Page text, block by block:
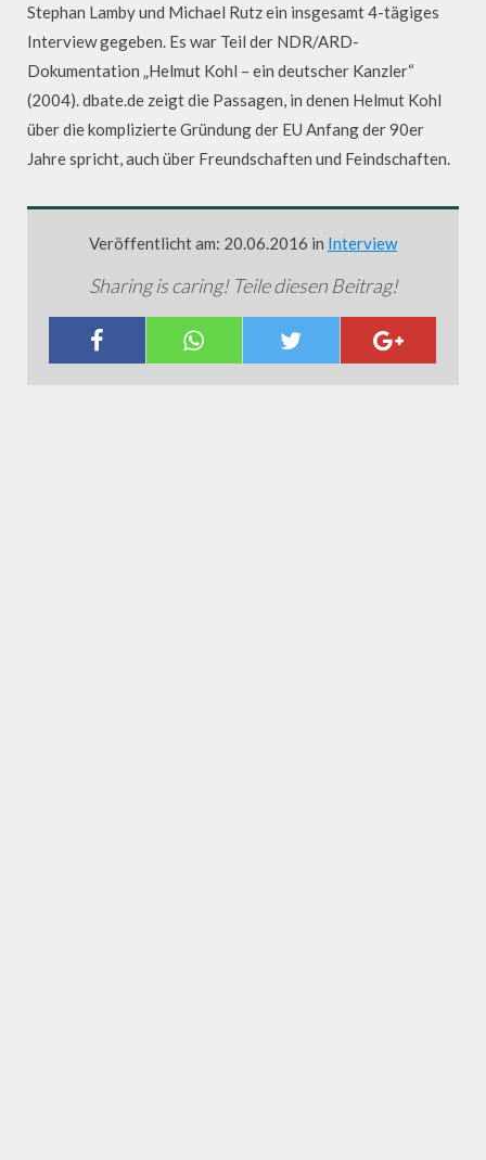
Stephan Lamby und Michael Rutz ein insgesamt 4-tägiges
Interview gegeben. Es war Teil der NDR/ARD-
Dokumentation „Helmut Kohl – ein deutscher Kanzler“
(2004). dbate.de zeigt die Passagen, in denen Helmut Kohl
über die komplizierte Gründung der EU Anfang der 90er
Jahre spricht, auch über Freundschaften und Feindschaften.
Veröffentlicht am: 20.06.2016 in Interview
Sharing is caring! Teile diesen Beitrag!